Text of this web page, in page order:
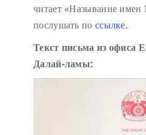
читает «Называние
послушать по ссылке.
Текст письма из офиса
Далай-ламы: